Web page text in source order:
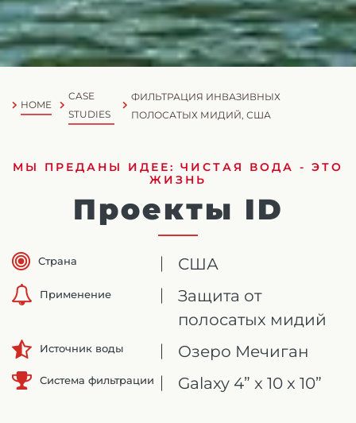
HOME
CASE
STUDIES
ФИЛЬТРАЦИЯ ИНВАЗИВНЫХ
ПОЛОСАТЫХ МИДИЙ, США
МЫ ПРЕДАНЫ ИДЕЕ: ЧИСТАЯ ВОДА - ЭТО
ЖИЗНЬ
Проекты ID
Страна США
Применение
Защита от
полосатых мидий
Источник воды Озеро Мечиган
Система фильтрации Galaxy 4” x 10 x 10”